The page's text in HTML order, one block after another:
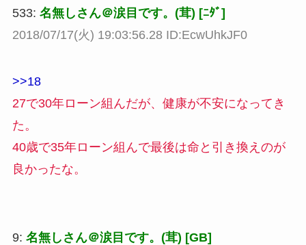
533: 名無しさん＠涙目です。(茸) [ﾆﾀﾞ]
2018/07/17(火) 19:03:56.28 ID:EcwUhkJF0
>>18
27で30年ローン組んだが、健康が不安になってき
た。
40歳で35年ローン組んで最後は命と引き換えのが
良かったな。
9: 名無しさん＠涙目です。(茸) [GB]